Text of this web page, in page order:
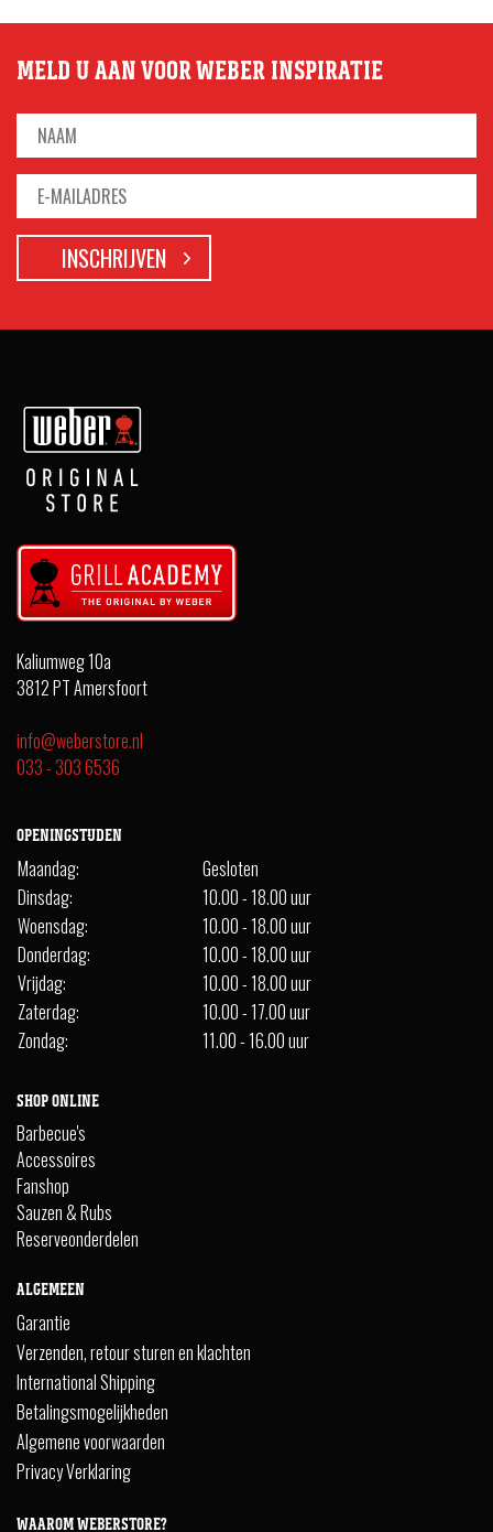
MELD U AAN VOOR WEBER INSPIRATIE
Kaliumweg 10a
3812 PT Amersfoort
info@weberstore.nl
033 - 303 6536
OPENINGSTIJDEN
Maandag:
Gesloten
Dinsdag:
10.00 - 18.00 uur
Woensdag:
10.00 - 18.00 uur
Donderdag:
10.00 - 18.00 uur
Vrijdag:
10.00 - 18.00 uur
Zaterdag:
10.00 - 17.00 uur
Zondag:
11.00 - 16.00 uur
SHOP ONLINE
Barbecue's
Accessoires
Fanshop
Sauzen & Rubs
Reserveonderdelen
ALGEMEEN
Garantie
Verzenden, retour sturen en klachten
International Shipping
Betalingsmogelijkheden
Algemene voorwaarden
Privacy Verklaring
WAAROM WEBERSTORE?